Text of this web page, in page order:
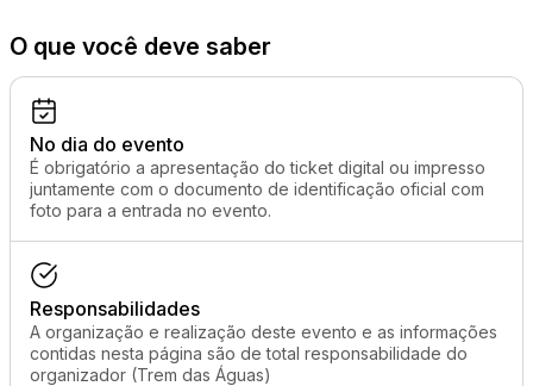
O que você deve saber
No dia do evento
É obrigatório a apresentação do ticket digital ou impresso
juntamente com o documento de identificação oficial com
foto para a entrada no evento.
Responsabilidades
A organização e realização deste evento e as informações
contidas nesta página são de total responsabilidade do
organizador (Trem das Águas)